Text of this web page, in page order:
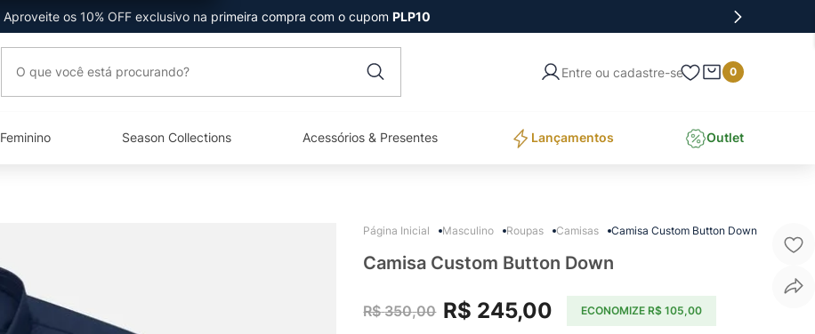
Aproveite os 10% OFF exclusivo na primeira compra com o cupom PLP10
Entre ou cadastre-se 0
Feminino Season Collections Acessórios & Presentes Lançamentos Outlet
Masculino Roupas Camisas Camisa Custom Button Down
Camisa Custom Button Down
R$ 350,00 R$ 245,00 ECONOMIZER$ 105,00